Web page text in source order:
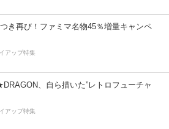
き再び！ファミマ名物45％増量キャンペ
アップ特集
、自ら描いた”レトロフューチャ
アップ特集